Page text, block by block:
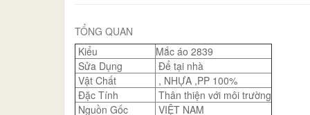
TỔNG QUAN
Kiểu
Mắc áo 2839
Sửa Dụng
Để tại nhà
Vật Chất
, NHỰA ,PP 100%
Đặc Tính
Thân thiện với môi trường
Nguồn Gốc
VIỆT NAM